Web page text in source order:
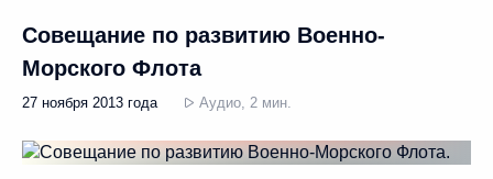
Совещание по развитию Военно-
Морского Флота
27 ноября 2013 года Аудио, 2 мин.